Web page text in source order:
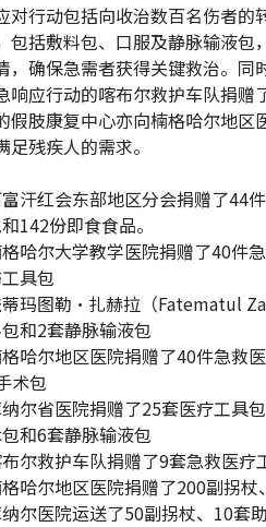
对行动包括向收治数百名伤者
包括敷料包、口服及静脉输液
，确保急需者获得关键救治。
响应行动的喀布尔救护车队捐
假肢康复中心亦向楠格哈尔地
足残疾人的需求。
汗红会东部地区分会捐赠了44
142份即食食品。
哈尔大学教学医院捐赠了40件
具包
玛图勒·扎赫拉（Fatematul
和2套静脉输液包
哈尔地区医院捐赠了40件急救
术包
尔省医院捐赠了25套医疗工具
和6套静脉输液包
尔救护车队捐赠了9套急救医疗
哈尔地区医院捐赠了200副拐
尔医院运送了50副拐杖、10套